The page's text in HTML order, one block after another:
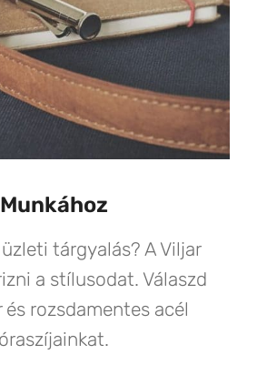
Munkához
tárgyalás? A Viljar
a stílusodat. Válaszd
és rozsdamentes acél
óraszíjainkat.